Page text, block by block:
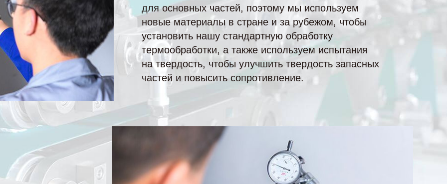
для основных частей, поэтому мы используем
новые материалы в стране и за рубежом, чтобы
установить нашу стандартную обработку
термообработки, а также используем испытания
на твердость, чтобы улучшить твердость запасных
частей и повысить сопротивление.